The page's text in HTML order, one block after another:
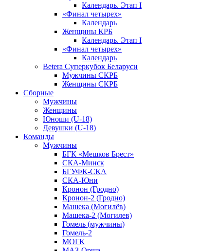
Календарь. Этап I
«Финал четырех»
Календарь
Женщины КРБ
Календарь. Этап I
«Финал четырех»
Календарь
Betera Суперкубок Беларуси
Мужчины СКРБ
Женщины СКРБ
Сборные
Мужчины
Женщины
Юноши (U-18)
Девушки (U-18)
Команды
Мужчины
БГК «Мешков Брест»
СКА-Минск
БГУФК-СКА
СКА-Юни
Кронон (Гродно)
Кронон-2 (Гродно)
Машека (Могилёв)
Машека-2 (Могилев)
Гомель (мужчины)
Гомель-2
МОГК